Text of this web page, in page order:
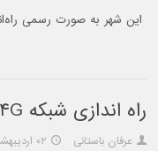
این شهر به صورت رسمی
راه اندازی شبکه ۴G ایرانسل در بوشهر و عسلویه
عرفان باستانی ۰۲ اردیبهشت ۱۳۹۴ ساعت ۲۰:۰۰